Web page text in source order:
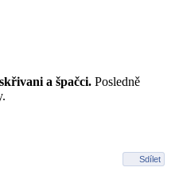
a špačci. Posledně
Sdílet